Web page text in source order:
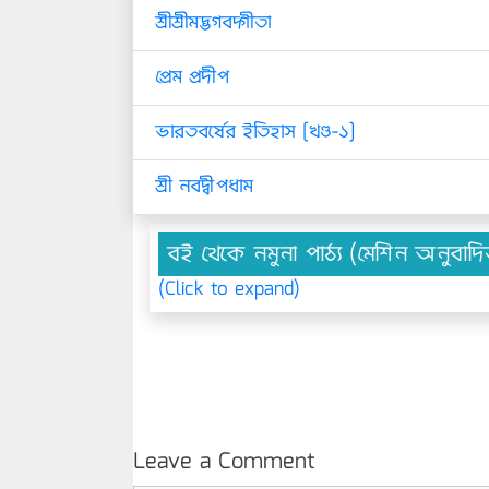
শ্রীশ্রীমদ্ভগবদ্গীতা
প্রেম প্রদীপ
ভারতবর্ষের ইতিহাস [খণ্ড-১]
শ্রী নবদ্বীপধাম
বই থেকে নমুনা পাঠ্য (মেশিন
(Click to expand)
Leave a Comment